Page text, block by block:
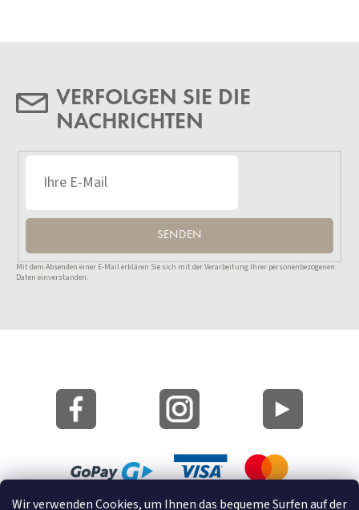
Wir verwenden Cookies, um Ihnen das bequeme Surfen auf der
VERFOLGEN SIE DIE
NACHRICHTEN
SENDEN
Mit dem Absenden einer E-Mail erklären Sie sich mit der Verarbeitung Ihrer personenbezogenen
Daten einverstanden.